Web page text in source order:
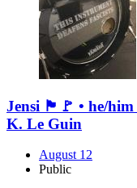
Jensi 🏴🚩 • he/him
K. Le Guin
August 12
Public